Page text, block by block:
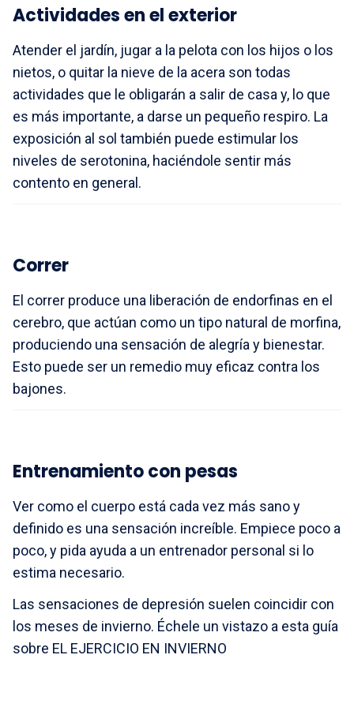
Actividades en el exterior
Atender el jardín, jugar a la pelota con los hijos o los
nietos, o quitar la nieve de la acera son todas
actividades que le obligarán a salir de casa y, lo que
es más importante, a darse un pequeño respiro. La
exposición al sol también puede estimular los
niveles de serotonina, haciéndole sentir más
contento en general.
Correr
El correr produce una liberación de endorfinas en el
cerebro, que actúan como un tipo natural de morfina,
produciendo una sensación de alegría y bienestar.
Esto puede ser un remedio muy eficaz contra los
bajones.
Entrenamiento con pesas
Ver como el cuerpo está cada vez más sano y
definido es una sensación increíble. Empiece poco a
poco, y pida ayuda a un entrenador personal si lo
estima necesario.
Las sensaciones de depresión suelen coincidir con
los meses de invierno. Échele un vistazo a esta guía
sobre EL EJERCICIO EN INVIERNO